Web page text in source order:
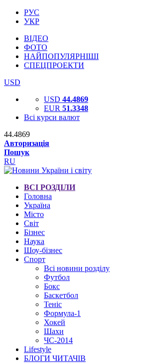
РУС
УКР
ВІДЕО
ФОТО
НАЙПОПУЛЯРНІШІ
СПЕЦПРОЕКТИ
USD
USD 44.4869
EUR 51.3348
Всі курси валют
44.4869
Авторизація
Пошук
RU
ВСІ РОЗДІЛИ
Головна
Україна
Місто
Світ
Бізнес
Наука
Шоу-бізнес
Спорт
Всі новини розділу
Футбол
Бокс
Баскетбол
Теніс
Формула-1
Хокей
Шахи
ЧС-2014
Lifestyle
БЛОГИ ЧИТАЧІВ